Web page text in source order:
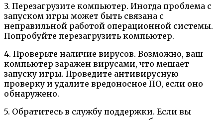
3. Перезагрузите компьютер. Иногда проблема с
запуском игры может быть связана с
неправильной работой операционной системы.
Попробуйте перезагрузить компьютер.
4. Проверьте наличие вирусов. Возможно, ваш
компьютер заражен вирусами, что мешает
запуску игры. Проведите антивирусную
проверку и удалите вредоносное ПО, если оно
обнаружено.
5. Обратитесь в службу поддержки. Если вы